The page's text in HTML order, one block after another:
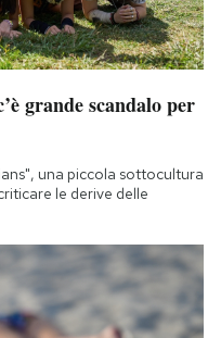
grande scandalo per
una piccola sottocultura
le derive delle